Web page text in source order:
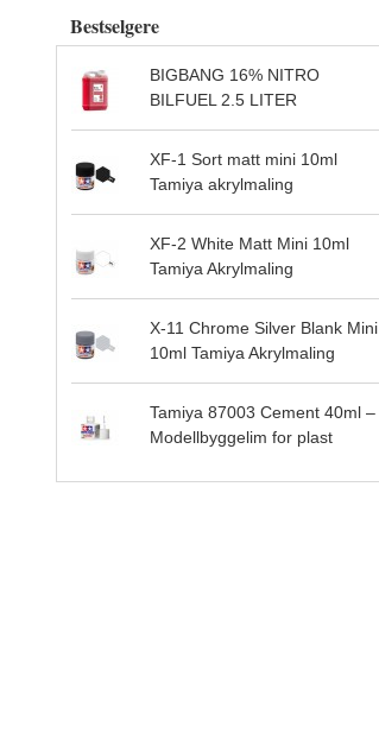
Bestselgere
BIGBANG 16% NITRO
BILFUEL 2.5 LITER
XF-1 Sort matt mini 10ml
Tamiya akrylmaling
XF-2 White Matt Mini 10ml
Tamiya Akrylmaling
X-11 Chrome Silver Blank Mini
10ml Tamiya Akrylmaling
Tamiya 87003 Cement 40ml –
Modellbyggelim for plast